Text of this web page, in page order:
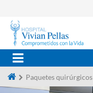
Paquetes quirúrgicos